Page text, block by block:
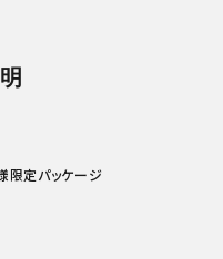
限定パッケージ